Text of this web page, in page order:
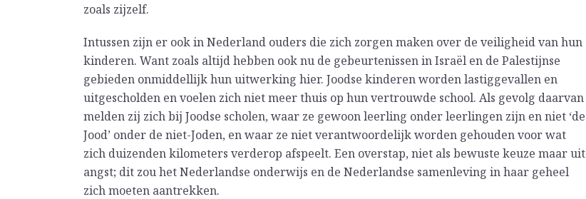
zoals zijzelf.
Intussen zijn er ook in Nederland ouders die zich zorgen maken over de veiligheid van hun
kinderen. Want zoals altijd hebben ook nu de gebeurtenissen in Israël en de Palestijnse
gebieden onmiddellijk hun uitwerking hier. Joodse kinderen worden lastiggevallen en
uitgescholden en voelen zich niet meer thuis op hun vertrouwde school. Als gevolg daarvan
melden zij zich bij Joodse scholen, waar ze gewoon leerling onder leerlingen zijn en niet ‘de
Jood’ onder de niet-Joden, en waar ze niet verantwoordelijk worden gehouden voor wat
zich duizenden kilometers verderop afspeelt. Een overstap, niet als bewuste keuze maar uit
angst; dit zou het Nederlandse onderwijs en de Nederlandse samenleving in haar geheel
zich moeten aantrekken.